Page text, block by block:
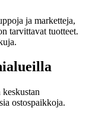
ja marketteja,
tarvittavat tuotteet.
ostospaikkoja.